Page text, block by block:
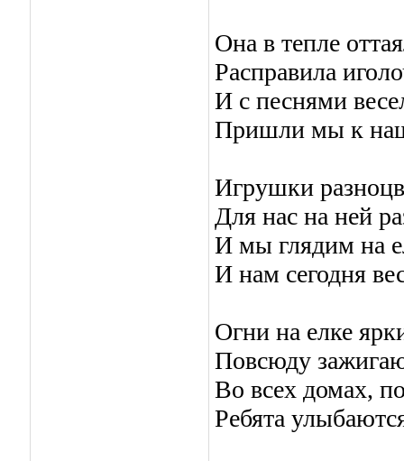
Она в тепле
Расправила
И с песнями
Пришли мы к
Игрушки
Для нас на ней
И мы глядим на
И нам сегодня
Огни на елке
Повсюду
Во всех домах,
Ребята